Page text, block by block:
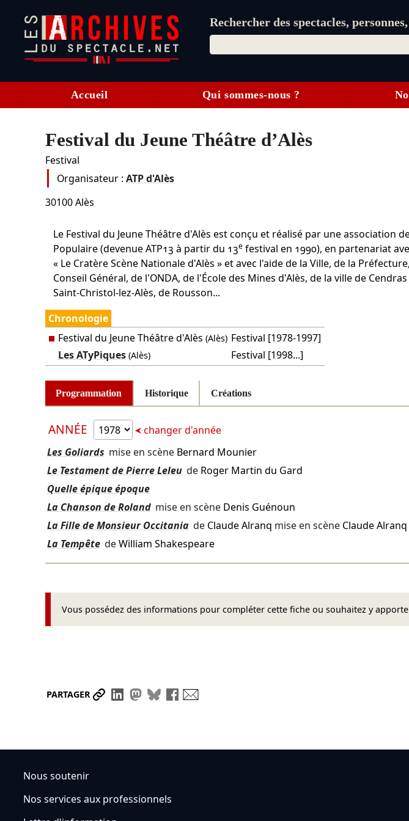
Rechercher des spectacles,
Accueil Qui sommes-nous ?
Festival du Jeune Théâtre d’Alès
Festival
Organisateur : ATP d'Alès
30100 Alès
Le Festival du Jeune Théâtre d'Alès est conçu et réalisé par une association
Populaire (devenue ATP13 à partir du 13efestival en 1990), en partenariat
« Le Cratère Scène Nationale d'Alès » et avec l'aide de la Ville, de la
Conseil Général, de l'ONDA, de l'École des Mines d'Alès, de la ville de
Saint-Christol-lez-Alès, de Rousson...
Chronologie
Festival du Jeune Théâtre d'Alès (Alès) Festival [1978-1997]
Les ATyPiques(Alès) Festival [1998...]
Programmation Historique Créations
ANNÉE
changer d'année
Les Goliards mise en scène Bernard Mounier
Le Testament de Pierre Leleu de Roger Martin du Gard
Quelle épique époque
La Chanson de Roland mise en scène Denis Guénoun
La Fille de Monsieur Occitania de Claude Alranq mise en scène Claude Alranq
La Tempête deWilliam Shakespeare
Vous possédez des informations pour compléter cette fiche ou souhaitez y
PARTAGER Partager le lien
Partager sur LinkedIn
Partager sur Mastodon
Partager sur Bluesky
Partager sur Facebook
Nous soutenir
Nos services aux professionnels